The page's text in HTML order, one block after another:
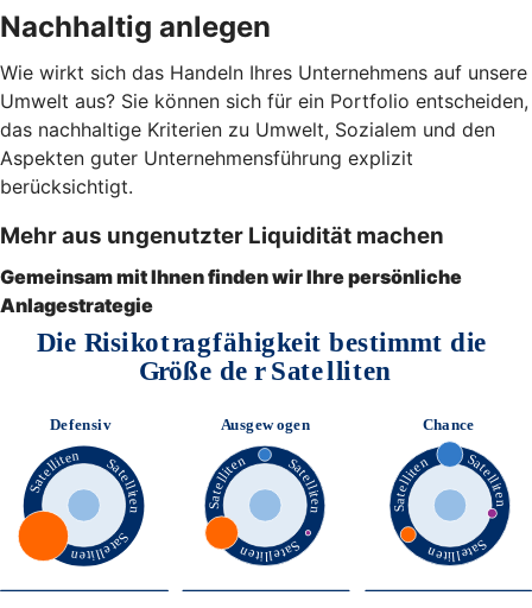
Nachhaltig anlegen
Wie wirkt sich das Handeln Ihres Unternehmens auf unsere
Umwelt aus? Sie können sich für ein Portfolio entscheiden,
das nachhaltige Kriterien zu Umwelt, Sozialem und den
Aspekten guter Unternehmensführung explizit
berücksichtigt.
Mehr aus ungenutzter Liquidität machen
Gemeinsam mit Ihnen finden wir Ihre persönliche
Anlagestrategie